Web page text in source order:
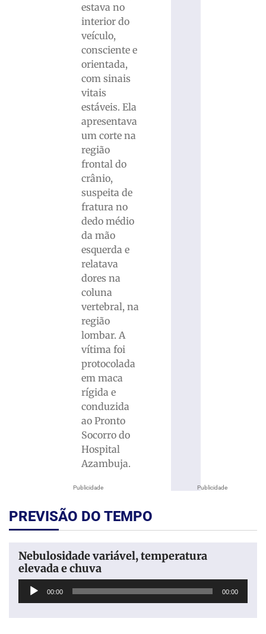
Publicidade
estava no
interior do
veículo,
consciente e
orientada,
com sinais
vitais
estáveis. Ela
apresentava
um corte na
região
frontal do
crânio,
suspeita de
fratura no
dedo médio
da mão
esquerda e
relatava
dores na
coluna
vertebral, na
região
lombar. A
vítima foi
protocolada
em maca
rígida e
conduzida
ao Pronto
Socorro do
Hospital
Azambuja.
Publicidade
PREVISÃO DO TEMPO
Nebulosidade variável, temperatura
elevada e chuva
Tocador
00:00 00:00